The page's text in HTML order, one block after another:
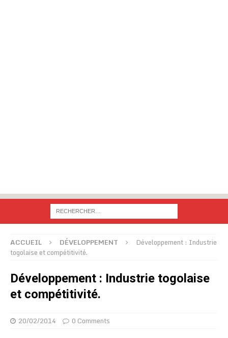
ACCUEIL DÉVELOPPEMENT
Développement : Industrie
togolaise et compétitivité.
Développement : Industrie togolaise
et compétitivité.
20/02/2014 0 Comments